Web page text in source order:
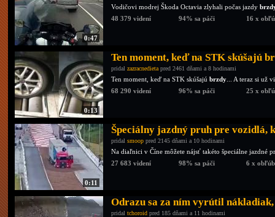
0:47
Vodičovi modrej Škoda Octavia zlyhali počas jazdy
48 379 videní
94% sa páči 16 x
0:13
Ten moment, keď na STK skúšajú
pridal zazracnedieta pred 2461 dňami a 8 hodinami
Ten moment, keď na STK skúšajú brzdy ... A teraz si už
68 290 videní
96% sa páči 25 x
0:11
Špeciálny jazdný pruh pre vozidlá,
pridal smoop pred 2145 dňami a 10 hodinami
Na diaľnici v Číne môžete nájsť takéto špeciálne
27 683 videní
98% sa páči 6 x
Odrazu sa za ním vyrútil
pridal tchoroid pred 185 dňami a 11 hodinami